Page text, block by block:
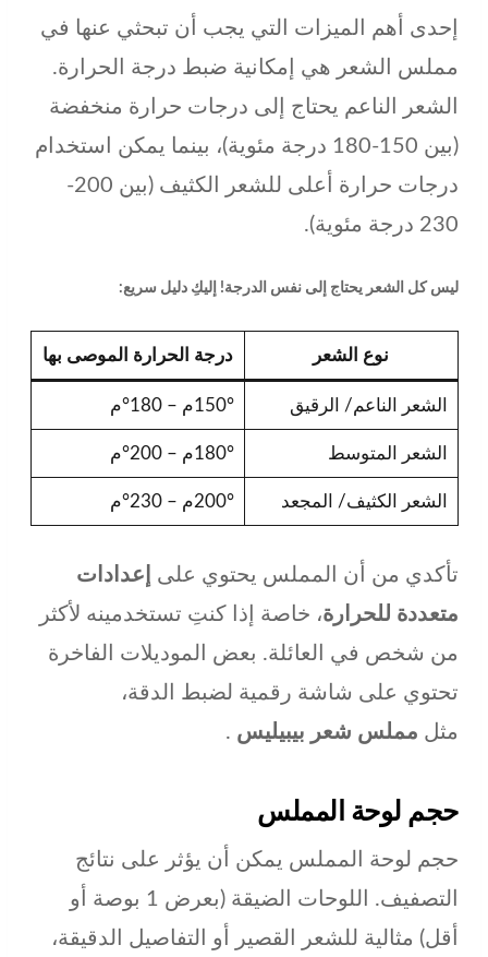
إحدى أهم الميزات التي يجب أن تبحثي عنها في
مملس الشعر هي إمكانية ضبط درجة الحرارة.
الشعر الناعم يحتاج إلى درجات حرارة منخفضة
(بين 150-180 درجة مئوية)، بينما يمكن استخدام
درجات حرارة أعلى للشعر الكثيف (بين 200-
230 درجة مئوية).
ليس كل الشعر يحتاج إلى نفس الدرجة! إليكِ دليل سريع:
نوع الشعر درجة الحرارة الموصى بها
الشعر الناعم/ الرقيق 150°م – 180°م
الشعر المتوسط 180°م – 200°م
الشعر الكثيف/ المجعد 200°م – 230°م
تأكدي من أن المملس يحتوي على
إعدادات
متعددة للحرارة، خاصة إذا كنتِ تستخدمينه لأكثر
من شخص في العائلة. بعض الموديلات الفاخرة
تحتوي على شاشة رقمية لضبط الدقة،
مثل مملس شعر بيبيليس .
حجم لوحة المملس
حجم لوحة المملس يمكن أن يؤثر على نتائج
التصفيف. اللوحات الضيقة (بعرض 1 بوصة أو
أقل) مثالية للشعر القصير أو التفاصيل الدقيقة،